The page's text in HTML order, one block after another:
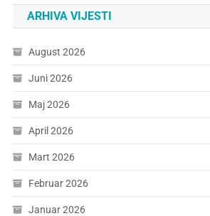
ARHIVA VIJESTI
August 2026
Juni 2026
Maj 2026
April 2026
Mart 2026
Februar 2026
Januar 2026